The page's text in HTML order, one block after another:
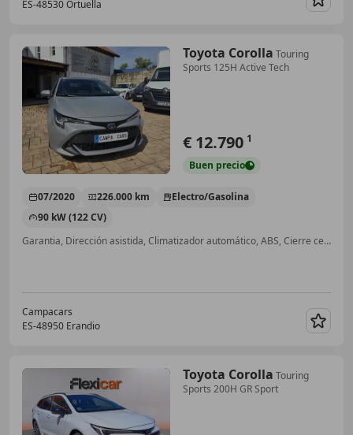
ES-48530 Ortuella
Toyota Corolla Touring
Sports 125H Active Tech
€ 12.790 1
Buen precio
07/2020 226.000 km
Electro/Gasolina
90 kW (122 CV)
Garantia, Dirección asistida, Climatizador automático, ABS, Cierre centralizado, Faros antiniebla, Sensor de lluvia, Elevalunas eléctrico
Campacars
ES-48950 Erandio
Toyota Corolla Touring
Sports 200H GR Sport